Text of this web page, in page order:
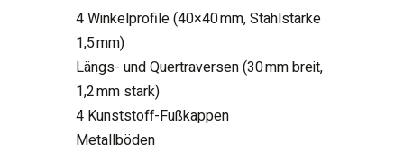
4 Winkelprofile (40×40 mm, Stahlstärke
1,5 mm)
Längs- und Quertraversen (30 mm breit,
1,2 mm stark)
4 Kunststoff-Fußkappen
Metallböden